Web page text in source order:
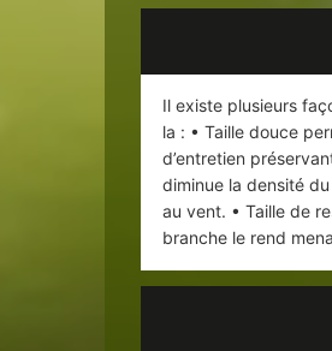
Il existe plusieurs
la : • Taille douce
d’entretien
diminue la densité
au vent. • Taille de
branche le rend